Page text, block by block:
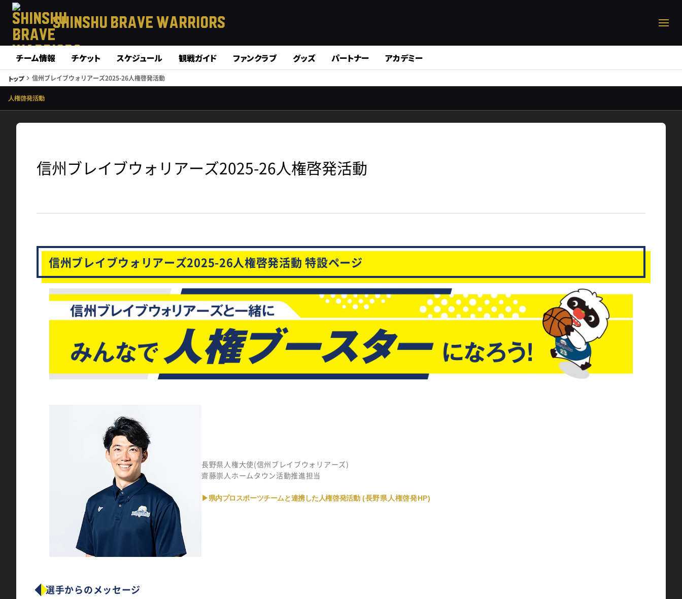
SHINSHU BRAVE WARRIORS
チーム情報 チケット スケジュール 観戦ガイド ファンクラブ グッズ パートナー アカデミー
トップkeyboard_arrow_right 信州ブレイブウォリアーズ2025-26人権啓発活動
人権啓発活動
信州ブレイブウォリアーズ2025-26人権啓発活動
信州ブレイブウォリアーズ2025-26人権啓発活動 特設ページ
長野県人権大使(信州ブレイブウォリアーズ)
齋藤崇人ホームタウン活動推進担当
▶県内プロスポーツチームと連携した人権啓発活動(長野県人権啓発HP)
選手からのメッセージ